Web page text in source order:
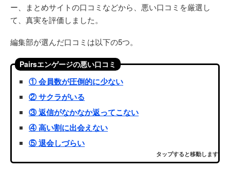
ー、まとめサイトの口コミなどから、悪い口コミを厳選し
て、真実を評価しました。
編集部が選んだ口コミは以下の5つ。
Pairsエンゲージの悪い口コミ
① 会員数が圧倒的に少ない
② サクラがいる
③ 返信がなかなか返ってこない
④ 高い割に出会えない
⑤ 退会しづらい
タップすると移動します